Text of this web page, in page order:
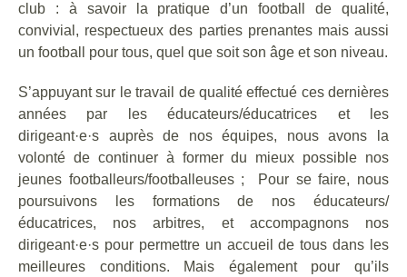
club : à savoir la pratique d’un football de qualité,
convivial, respectueux des parties prenantes mais aussi
un football pour tous, quel que soit son âge et son niveau.
S’appuyant sur le travail de qualité effectué ces dernières
années par les éducateurs/éducatrices et les
dirigeant·e·s auprès de nos équipes, nous avons la
volonté de continuer à former du mieux possible nos
jeunes footballeurs/footballeuses ; Pour se faire, nous
poursuivons les formations de nos éducateurs/
éducatrices, nos arbitres, et accompagnons nos
dirigeant·e·s pour permettre un accueil de tous dans les
meilleures conditions. Mais également pour qu’ils